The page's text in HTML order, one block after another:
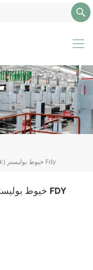
Ddb (Dope Dyed Black) خيوط بوليستر Fdy
DDB (DOPE DYED BLACK) خيوط بوليستر FDY